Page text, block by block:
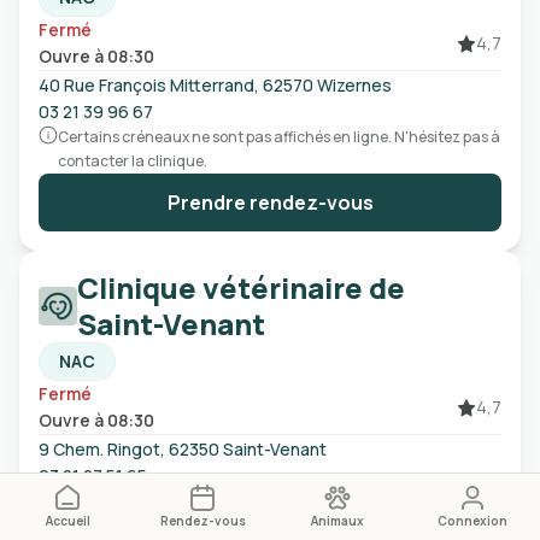
Accueil Rendez-vous Animaux Connexion
Fermé
Ouvre à 08:30
4,7
40 Rue François Mitterrand, 62570 Wizernes
03 21 39 96 67
Certains créneaux ne sont pas affichés en ligne. N'hésitez pas à
contacter la clinique.
Prendre rendez-vous
Clinique vétérinaire de
Saint-Venant
NAC
Fermé
Ouvre à 08:30
4,7
9 Chem. Ringot, 62350 Saint-Venant
03 21 27 51 65
Certains créneaux ne sont pas affichés en ligne. N'hésitez pas à
contacter la clinique.